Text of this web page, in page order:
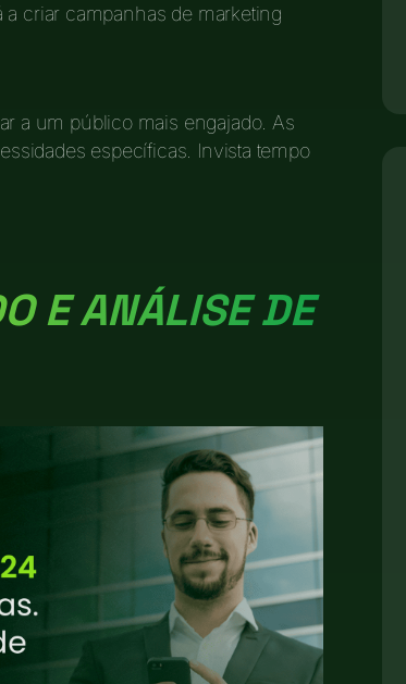
criar campanhas de marketing
a um público mais engajado. As
específicas. Invista tempo
E ANÁLISE DE